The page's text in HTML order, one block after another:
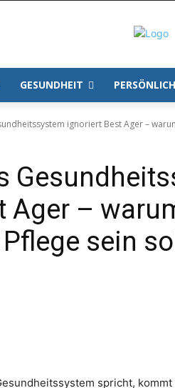
GESUNDHEIT
ignoriert Best Ager –
Ager –
sein
spricht,